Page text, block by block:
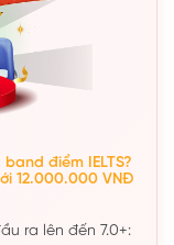
điểm IELTS?
12.000.000 VNĐ
ra lên đến 7.0+: